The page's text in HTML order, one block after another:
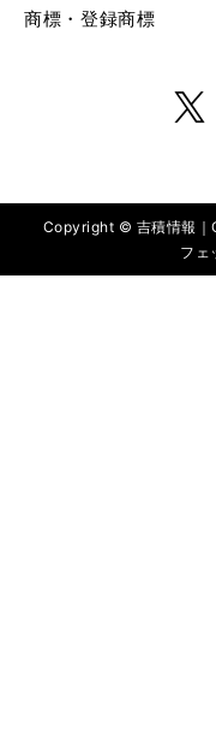
商標・登録商標
Copyright © 吉積情報｜
フェ